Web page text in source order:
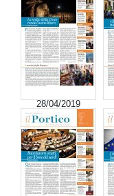
28/04/2019